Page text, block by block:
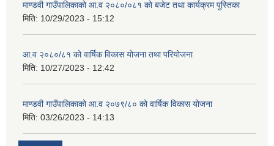
माण्डवी गाउँपालिकाको आ.व २०८०/०८१ को बजेट तथा कार्यक्रम पुस्तिका
मिति: 10/29/2023 - 15:12
आ.व २०८०/८१ को वार्षिक विकास योजना तथा परियोजना
मिति: 10/27/2023 - 12:42
माण्डवी गाउँपालिकाको आ.व २०७९/८० को वार्षिक विकास योजना
मिति: 03/26/2023 - 14:13